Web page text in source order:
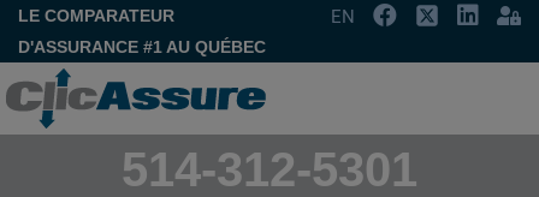
LE COMPARATEUR
D'ASSURANCE #1 AU QUÉBEC
EN
514-312-5301